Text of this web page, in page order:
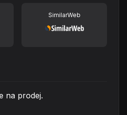
SimilarWeb
na prodej.